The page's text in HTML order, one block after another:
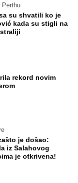
Perthu
su shvatili ko je
kada su stigli na
rekord novim
je došao:
iz Salahovog
je otkrivena!